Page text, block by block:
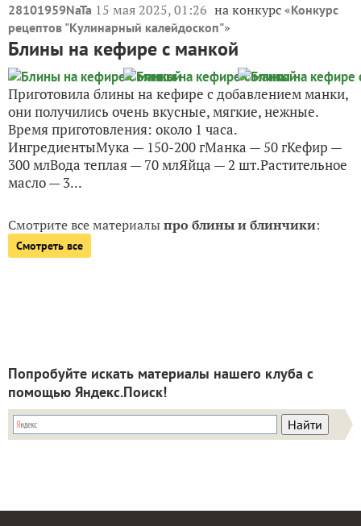
28101959NaTa 15 мая 2025, 01:26 на конкурс «Конкурс
рецептов "Кулинарный калейдоскоп"»
Блины на кефире с манкой
Приготовила блины на кефире с добавлением манки,
они получились очень вкусные, мягкие, нежные.
Время приготовления: около 1 часа.
ИнгредиентыМука — 150-200 гМанка — 50 гКефир —
300 млВода теплая — 70 млЯйца — 2 шт.Растительное
масло — 3...
Смотрите все материалыпро блины и блинчики:
Смотреть все
Попробуйте искать материалы нашего клуба с
помощью Яндекс.Поиск!